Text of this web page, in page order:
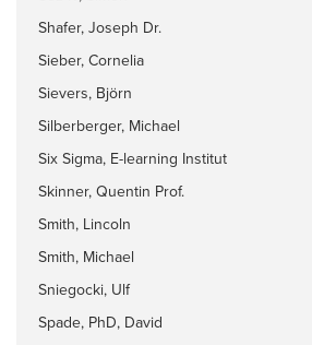
Shafer, Joseph Dr.
Sieber, Cornelia
Sievers, Björn
Silberberger, Michael
Six Sigma, E-learning Institut
Skinner, Quentin Prof.
Smith, Lincoln
Smith, Michael
Sniegocki, Ulf
Spade, PhD, David